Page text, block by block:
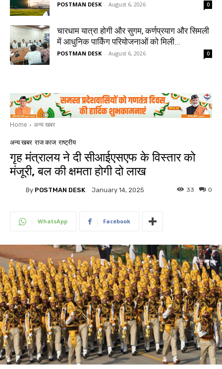
POSTMAN DESK - August 6, 2026 0
चारधाम यात्रा होगी और सुगम, कर्णप्रयाग और सिमली
में आधुनिक पार्किंग परियोजनाओं को मिली...
POSTMAN DESK - August 6, 2026 0